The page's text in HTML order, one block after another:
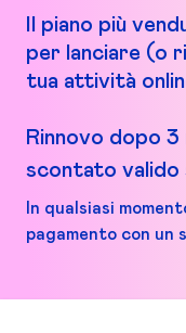
Il piano più
per lanciare (o
tua attività
Rinnovo dopo 3
scontato valido
In qualsiasi
pagamento con un